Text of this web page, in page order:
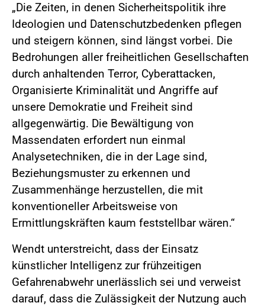
„Die Zeiten, in denen Sicherheitspolitik ihre
Ideologien und Datenschutzbedenken pflegen
und steigern können, sind längst vorbei. Die
Bedrohungen aller freiheitlichen Gesellschaften
durch anhaltenden Terror, Cyberattacken,
Organisierte Kriminalität und Angriffe auf
unsere Demokratie und Freiheit sind
allgegenwärtig. Die Bewältigung von
Massendaten erfordert nun einmal
Analysetechniken, die in der Lage sind,
Beziehungsmuster zu erkennen und
Zusammenhänge herzustellen, die mit
konventioneller Arbeitsweise von
Ermittlungskräften kaum feststellbar wären.“
Wendt unterstreicht, dass der Einsatz
künstlicher Intelligenz zur frühzeitigen
Gefahrenabwehr unerlässlich sei und verweist
darauf, dass die Zulässigkeit der Nutzung auch